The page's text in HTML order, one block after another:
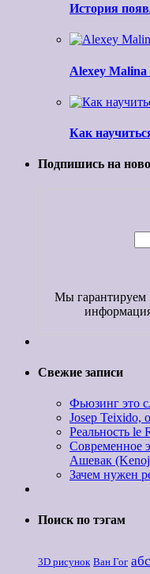
История
Alexey Malina
Как
Подпишись на
Мы гарантируем
информация
Свежие записи
Фьюзинг это
Josep
Реальность le
Современное
Ашевак
Зачем нужен
Поиск по тэгам
3D рисунок Ван Гог